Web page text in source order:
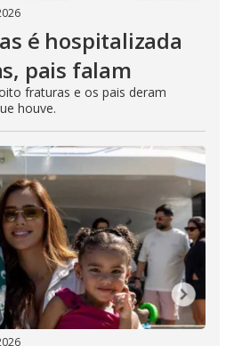
é hospitalizada
pais falam
fraturas e os pais deram
houve.